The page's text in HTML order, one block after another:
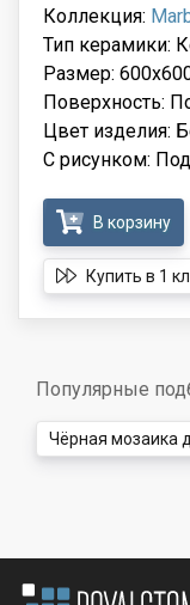
Коллекция:
Тип керамики:
Размер:
Поверхность:
Цвет изделия:
С рисунком:
В корзину
Купить в 1
Популярные
Чёрная мозаика